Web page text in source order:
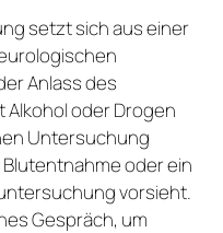
setzt sich aus einer
Anlass des
oder Drogen
Untersuchung
oder ein
vorsieht.
Gespräch, um